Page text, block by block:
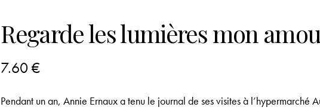
Regarde les lumières mon
7.60€
Pendant un an, Annie Ernaux a tenu le journal de ses visites à l’hypermarché